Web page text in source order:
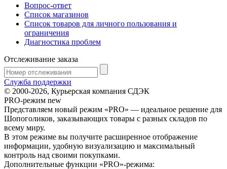
Вопрос-ответ
Список магазинов
Список товаров для личного пользования и
ограничения
Диагностика проблем
Отслеживание заказа
Служба поддержки
© 2000-2026, Курьерская компания СДЭК
PRO-режим new
Представляем новый режим «PRO» — идеальное решение для
Шопоголиков, заказывающих товары с разных складов по
всему миру.
В этом режиме вы получите расширенное отображение
информации, удобную визуализацию и максимальный
контроль над своими покупками.
Дополнительные функции «PRO»-режима: